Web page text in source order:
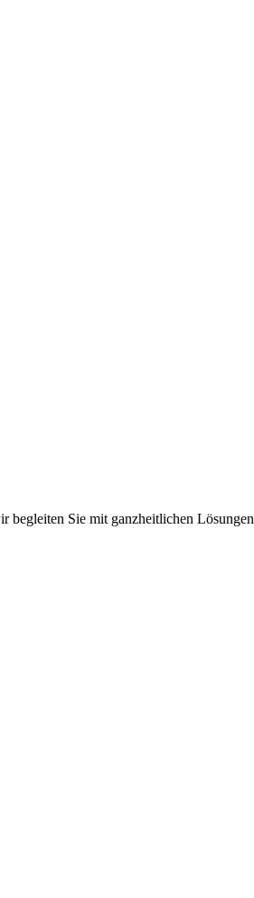
begleiten Sie mit ganzheitlichen Lösungen